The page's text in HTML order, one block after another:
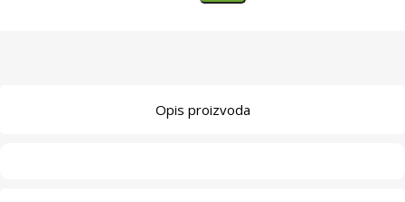
Opis proizvoda